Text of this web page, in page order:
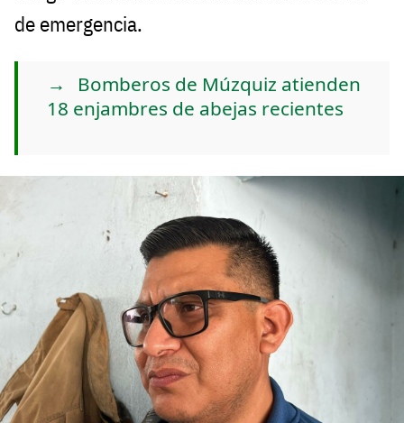
de emergencia.
Bomberos de Múzquiz atienden
18 enjambres de abejas recientes